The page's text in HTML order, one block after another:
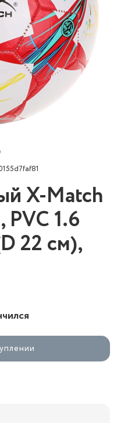
X-Match
PVC 1.6
22 см),